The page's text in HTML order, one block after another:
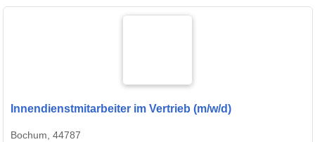
Innendienstmitarbeiter im Vertrieb (m/w/d)
Bochum, 44787